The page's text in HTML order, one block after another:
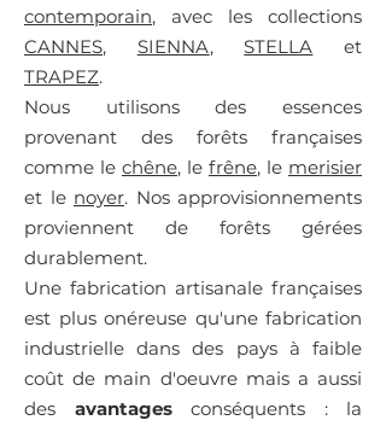
contemporain, avec les collections
CANNES, SIENNA,STELLA et
TRAPEZ.
Nous utilisons des essences
provenant des forêts françaises
comme le chêne, le frêne, le merisier
et le noyer. Nos approvisionnements
proviennent de forêts gérées
durablement.
Une fabrication artisanale françaises
est plus onéreuse qu'une fabrication
industrielle dans des pays à faible
coût de main d'oeuvre mais a aussi
des avantagesconséquents : la